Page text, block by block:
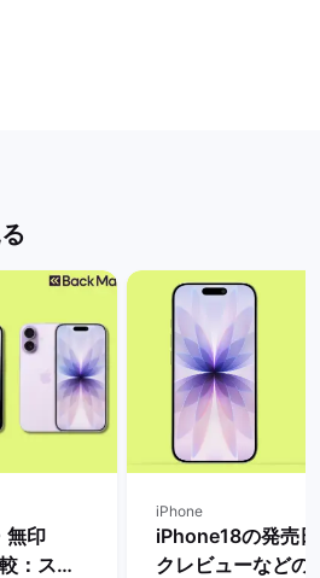
無印
：スペ
iPhone
iPhone18の発売
クレビューなどの